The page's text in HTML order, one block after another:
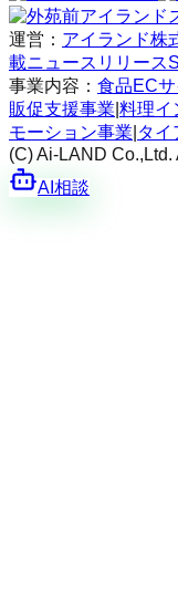
運営： アイランド株
載ニュースリリース
事業内容： 食品EC
販促支援事業 料理イ
モーション事業 タイ
(C) Ai-LAND
AI相談